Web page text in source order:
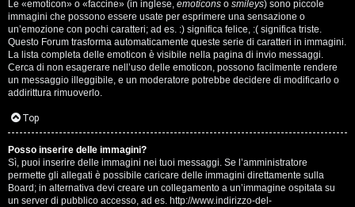
Le «emoticon» o «faccine» (in inglese, emoticons o smileys) sono piccole
immagini che possono essere usate per esprimere una sensazione o
un’emozione con pochi caratteri; ad es. :) significa felice, :( significa triste.
Questo Forum trasforma automaticamente queste serie di caratteri in immagini.
La lista completa delle emoticon è visibile nella pagina di invio messaggi.
Cerca di non esagerare nell’uso delle emoticon, possono facilmente rendere
un messaggio illeggibile, e un moderatore potrebbe decidere di modificarlo o
addirittura rimuoverlo.
Top
Posso inserire delle immagini?
Sì, puoi inserire delle immagini nei tuoi messaggi. Se l’amministratore
permette gli allegati è possibile caricare delle immagini direttamente sulla
Board; in alternativa devi creare un collegamento a un’immagine ospitata su
un server di pubblico accesso, ad es. http://www.indirizzo-del-
e
s
s
i
o
n
i